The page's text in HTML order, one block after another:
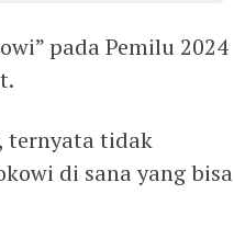
pada Pemilu 2024
ternyata tidak
di sana yang bisa